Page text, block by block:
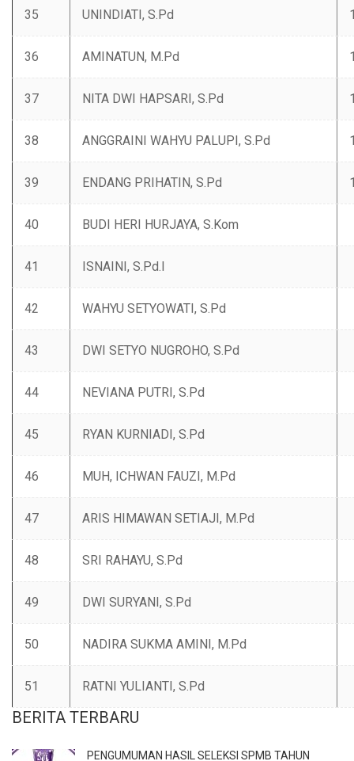
35 ‌UNINDIATI, S.Pd
36 AMINATUN, M.Pd
37 NITA DWI HAPSARI, S.Pd
38 ANGGRAINI WAHYU PALUPI, S.Pd
39 ENDANG PRIHATIN, S.Pd
40 BUDI HERI HURJAYA, S.Kom
41 ISNAINI, S.Pd.I
42 WAHYU SETYOWATI, S.Pd
43 DWI SETYO NUGROHO, S.Pd
44 NEVIANA PUTRI, S.Pd
45 RYAN KURNIADI, S.Pd
46 MUH, ICHWAN FAUZI, M.Pd
47 ARIS HIMAWAN SETIAJI, M.Pd
48 SRI RAHAYU, S.Pd
49 DWI SURYANI, S.Pd
50 NADIRA SUKMA AMINI, M.Pd
51 RATNI YULIANTI, S.Pd
BERITA TERBARU
PENGUMUMAN HASIL SELEKSI SPMB TAHUN